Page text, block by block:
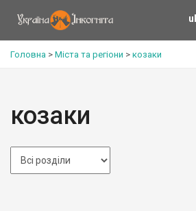
Головна > Міста та регіони > козаки
козаки